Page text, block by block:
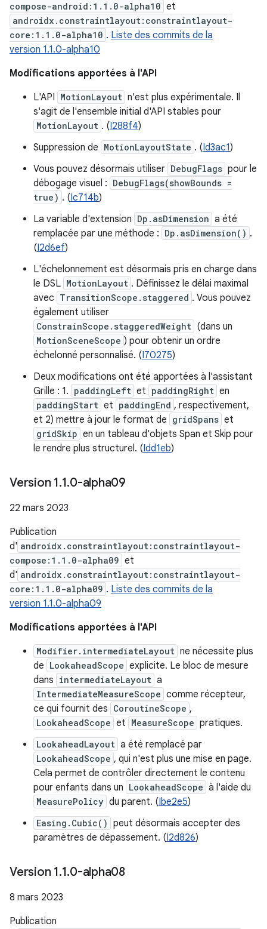
compose-android:1.1.0-alpha10 et
androidx.constraintlayout:constraintlayout-
core:1.1.0-alpha10 . Liste des commits de la
version 1.1.0-alpha10
Modifications apportées à l'API
L'API MotionLayout n'est plus expérimentale. Il
s'agit de l'ensemble initial d'API stables pour
MotionLayout . (I288f4)
Suppression de MotionLayoutState . (Id3ac1)
Vous pouvez désormais utiliser DebugFlags pour le
débogage visuel : DebugFlags(showBounds =
true) . (Ic714b)
La variable d'extension Dp.asDimension a été
remplacée par une méthode : Dp.asDimension() .
(I2d6ef)
L'échelonnement est désormais pris en charge dans
le DSL MotionLayout . Définissez le délai maximal
avec TransitionScope.staggered . Vous pouvez
également utiliser
ConstrainScope.staggeredWeight (dans un
MotionSceneScope ) pour obtenir un ordre
échelonné personnalisé. (I70275)
Deux modifications ont été apportées à l'assistant
Grille : 1. paddingLeft et paddingRight en
paddingStart et paddingEnd , respectivement,
et 2) mettre à jour le format de gridSpans et
gridSkip en un tableau d'objets Span et Skip pour
le rendre plus structurel. (Idd1eb)
Version 1.1.0-alpha09
22 mars 2023
Publication
d' androidx.constraintlayout:constraintlayout-
compose:1.1.0-alpha09 et
d' androidx.constraintlayout:constraintlayout-
core:1.1.0-alpha09 . Liste des commits de la
version 1.1.0-alpha09
Modifications apportées à l'API
Modifier.intermediateLayout ne nécessite plus
de LookaheadScope explicite. Le bloc de mesure
dans intermediateLayout a
IntermediateMeasureScope comme récepteur,
ce qui fournit des CoroutineScope ,
LookaheadScope et MeasureScope pratiques.
LookaheadLayout a été remplacé par
LookaheadScope , qui n'est plus une mise en page.
Cela permet de contrôler directement le contenu
pour enfants dans un LookaheadScope à l'aide du
MeasurePolicy du parent. (Ibe2e5)
Easing.Cubic() peut désormais accepter des
paramètres de dépassement. (I2d826)
Version 1.1.0-alpha08
8 mars 2023
Publication